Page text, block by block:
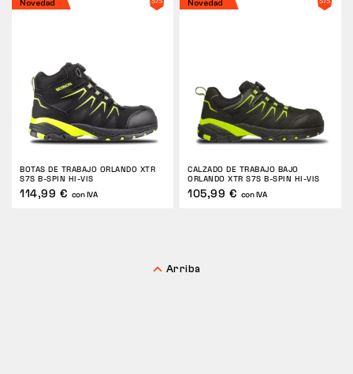
Ropa
SOBRE NOSOTROS
LABORATORIO BENNON
Novedad
BOTAS DE TRABAJO ORLANDO XTR
S7S B-SPIN HI-VIS
114,99 € con IVA
Novedad
CALZADO DE TRABAJO BAJO
ORLANDO XTR S7S B-SPIN HI-VIS
105,99 € con IVA
Arriba